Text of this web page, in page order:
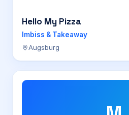
Hello My Pizza
Imbiss & Takeaway
Augsburg